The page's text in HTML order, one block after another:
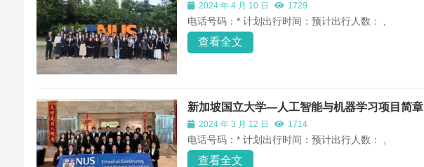
2024 年 4 月 10 日 1729
电话号码：* 计划出行时间：预计出行人数： ,
查看全文
新加坡国立大学—人工智能与机器学习项目简章
2024 年 3 月 12 日 1714
电话号码：* 计划出行时间：预计出行人数： ,
查看全文